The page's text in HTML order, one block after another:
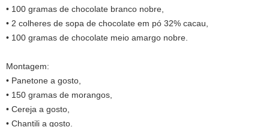
• 100 gramas de chocolate branco nobre,
• 2 colheres de sopa de chocolate em pó 32% cacau,
• 100 gramas de chocolate meio amargo nobre.
Montagem:
• Panetone a gosto,
• 150 gramas de morangos,
• Cereja a gosto,
• Chantili a gosto.